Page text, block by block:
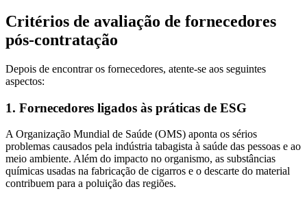
Critérios de avaliação de fornecedores
pós-contratação
Depois de encontrar os fornecedores, atente-se aos seguintes
aspectos:
1. Fornecedores ligados às práticas de ESG
A Organização Mundial de Saúde (OMS) aponta os sérios
problemas causados pela indústria tabagista à saúde das pessoas e ao
meio ambiente. Além do impacto no organismo, as substâncias
químicas usadas na fabricação de cigarros e o descarte do material
contribuem para a poluição das regiões.